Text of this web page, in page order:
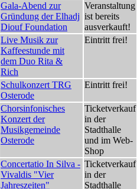
Gala-Abend zur
Gründung der Elhadj
Diouf Foundation
Veranstaltung
ist bereits
ausverkauft!
Live Musik zur
Kaffeestunde mit
dem Duo Rita &
Rich
Eintritt frei!
Schulkonzert TRG
Osterode
Eintritt frei!
Chorsinfonisches
Konzert der
Musikgemeinde
Osterode
Ticketverkauf
in der
Stadthalle
und im Web-
Shop
Concertatio In Silva -
Vivaldis "Vier
Jahreszeiten"
Ticketverkauf
in der
Stadthalle